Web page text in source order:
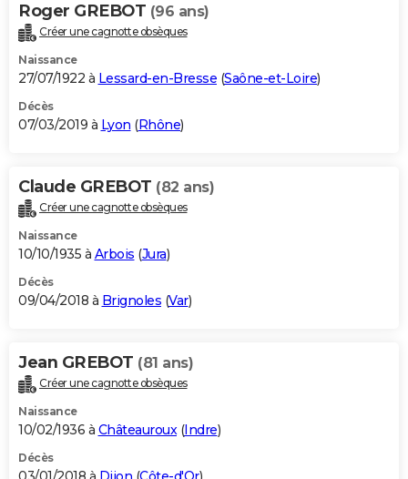
Roger GREBOT (96 ans)
Créer une cagnotte obsèques
Naissance
27/07/1922 à Lessard-en-Bresse (Saône-et-Loire)
Décès
07/03/2019 à Lyon (Rhône)
Claude GREBOT (82 ans)
Créer une cagnotte obsèques
Naissance
10/10/1935 à Arbois (Jura)
Décès
09/04/2018 à Brignoles (Var)
Jean GREBOT (81 ans)
Créer une cagnotte obsèques
Naissance
10/02/1936 à Châteauroux(Indre)
Décès